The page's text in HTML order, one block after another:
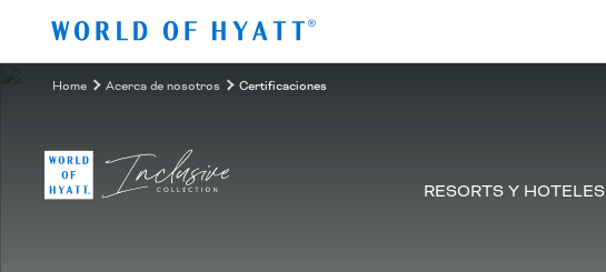
Home Acerca de nosotros Certificaciones
RESORTS Y HOTELES